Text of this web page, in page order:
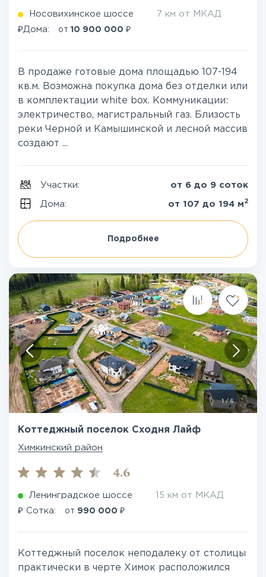
Носовихинское шоссе 7 км от МКАД
₽Дома: от 10 900 000 ₽
В продаже готовые дома площадью 107-194
кв.м. Возможна покупка дома без отделки или
в комплектации white box. Коммуникации:
электричество, магистральный газ. Близость
реки Черной и Камышинской и лесной массив
создают ...
Участки: от 6 до 9 соток
Дома: от 107 до 194 м 2
Подробнее
1/6
Коттеджный поселок Сходня Лайф
Химкинский район
4.6
Ленинградское шоссе 15 км от МКАД
₽ Сотка: от 990 000 ₽
Коттеджный поселок неподалеку от столицы
практически в черте Химок расположился